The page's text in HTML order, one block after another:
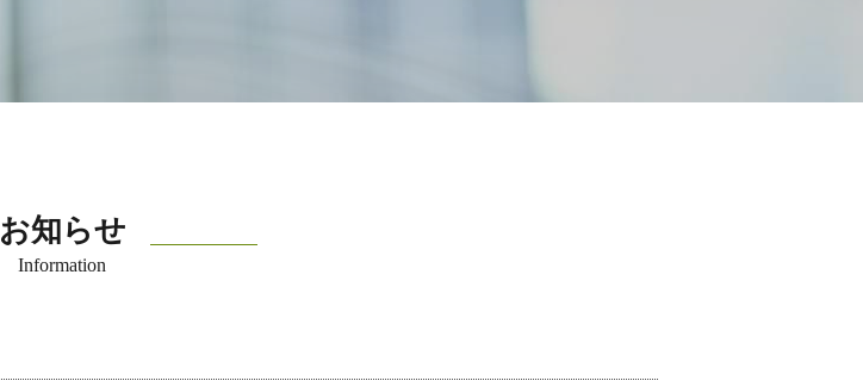
お知らせ
Information